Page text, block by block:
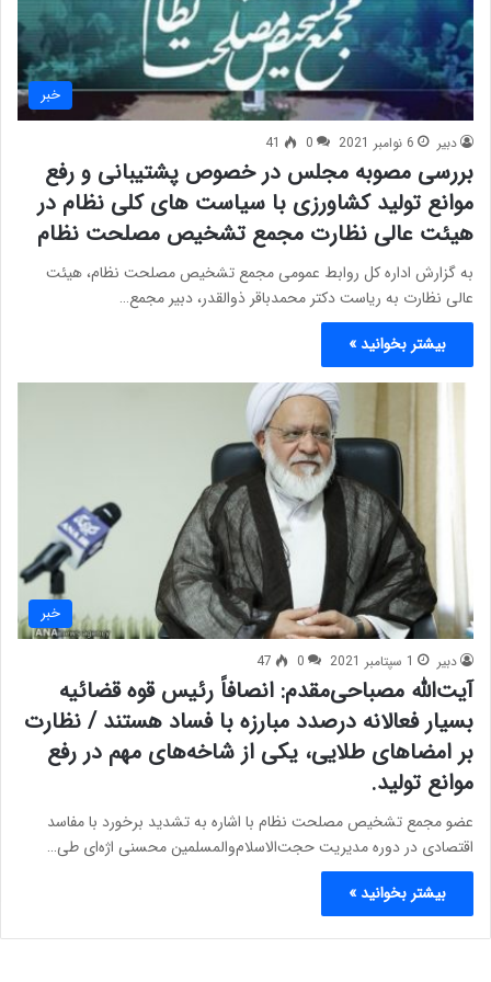
خبر
دبیر 6 نوامبر 2021 0
41
بررسی مصوبه مجلس در خصوص پشتیبانی و رفع
موانع تولید کشاورزی با سیاست های کلی نظام در
هیئت عالی نظارت مجمع تشخیص مصلحت نظام
به گزارش اداره کل روابط عمومی مجمع تشخیص مصلحت نظام، هیئت
عالی نظارت به ریاست دکتر محمدباقر ذوالقدر، دبیر مجمع…
بیشتر بخوانید »
خبر
دبیر 1 سپتامبر 2021 0
47
آیت‌الله مصباحی‌مقدم: انصافاً رئیس قوه قضائیه
بسیار فعالانه درصدد مبارزه با فساد هستند / نظارت
بر امضا‌های طلایی، یکی از شاخه‌های مهم در رفع
موانع تولید.
عضو مجمع تشخیص مصلحت نظام با اشاره به تشدید برخورد با مفاسد
اقتصادی در دوره مدیریت حجت‌الاسلام‌والمسلمین محسنی اژه‌ای طی…
بیشتر بخوانید »